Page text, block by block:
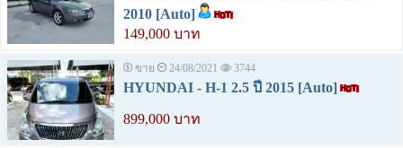
2010 [Auto]
149,000 บาท
ขาย 24/08/2021 3744
HYUNDAI - H-1 2.5 ปี 2015 [Auto]
899,000 บาท